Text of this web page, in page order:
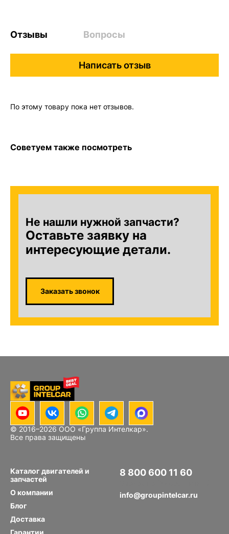
Отзывы Вопросы
Написать отзыв
По этому товару пока нет отзывов.
Советуем также посмотреть
Не нашли нужной запчасти?
Оставьте заявку на
интересующие детали.
Заказать звонок
© 2016–2026 ООО «Группа Интелкар».
Все права защищены
Каталог двигателей и
запчастей
О компании
Блог
Доставка
8 800 600 11 60
info@groupintelcar.ru